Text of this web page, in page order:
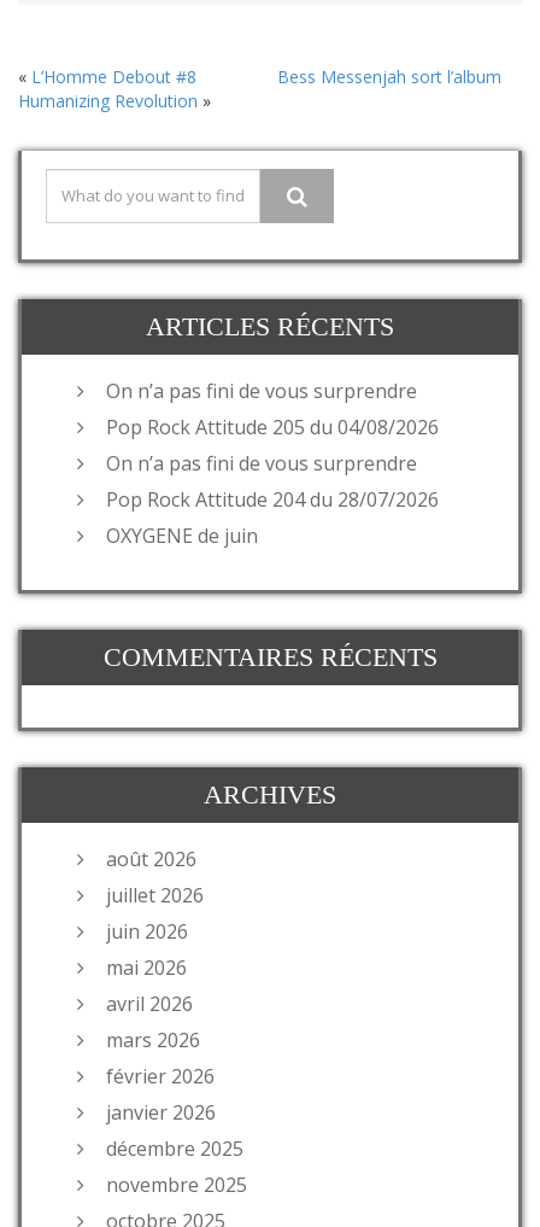
« L’Homme Debout #8
Bess Messenjah sort l’album
Humanizing Revolution »
ARTICLES RÉCENTS
On n’a pas fini de vous surprendre
Pop Rock Attitude 205 du 04/08/2026
On n’a pas fini de vous surprendre
Pop Rock Attitude 204 du 28/07/2026
OXYGENE de juin
COMMENTAIRES RÉCENTS
ARCHIVES
août 2026
juillet 2026
juin 2026
mai 2026
avril 2026
mars 2026
février 2026
janvier 2026
décembre 2025
novembre 2025
octobre 2025